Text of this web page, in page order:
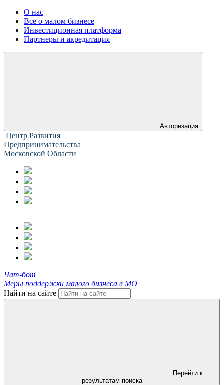
О нас
Все о малом бизнесе
Инвестиционная платформа
Партнеры и акредитация
Авторизация
Центр Развития
Предпринимательства
Московской Области
Чат-бот
Меры поддержки малого бизнеса в МО
Найти на сайте
Перейти к
результатам поиска